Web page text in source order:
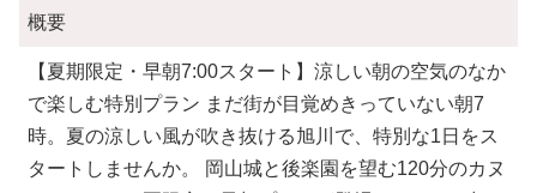
概要
【夏期限定・早朝7:00スタート】涼しい朝の空気のなか
で楽しむ特別プラン まだ街が目覚めきっていない朝7
時。夏の涼しい風が吹き抜ける旭川で、特別な1日をス
タートしませんか。 岡山城と後楽園を望む120分のカヌ